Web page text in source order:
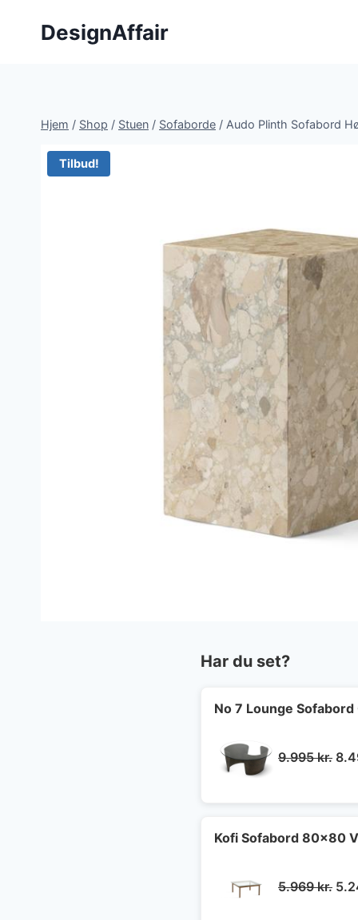
DesignAffair
Hjem / Shop / Stuen / Sofaborde / Audo Plinth Sofabord
Tilbud!
Har du set?
No 7 Lounge
9.995kr.
Kofi Sofabord 80x80
5.969kr.